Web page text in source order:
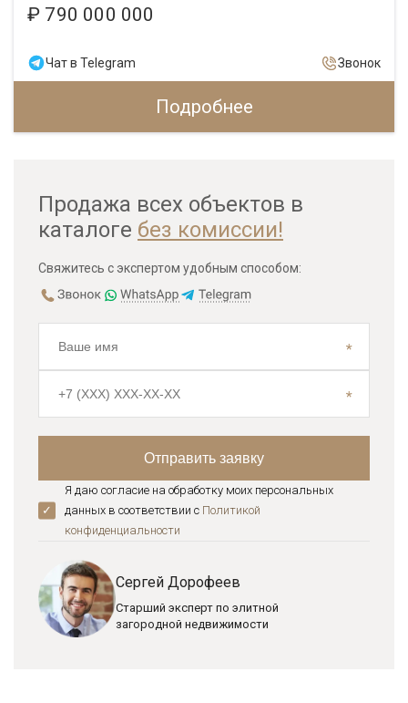
₽ 790 000 000
Чат в Telegram Звонок
Подробнее
Продажа всех объектов в
каталоге без комиссии!
Свяжитесь с экспертом удобным способом:
Я даю согласие на обработку моих персональных
данных в соответствии с Политикой
конфиденциальноcти
Сергей Дорофеев
Старший эксперт по элитной
загородной недвижимости